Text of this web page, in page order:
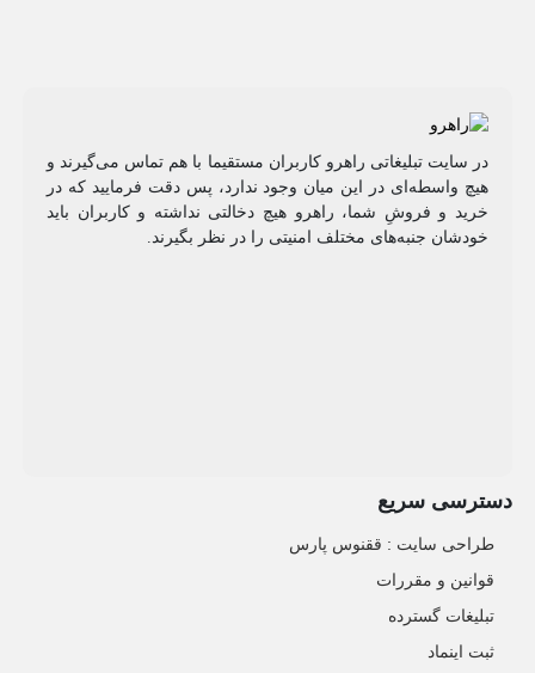
در سایت تبلیغاتی راهرو کاربران مستقیما با هم تماس می‌گیرند و
هیچ واسطه‌ای در این میان وجود ندارد، پس دقت فرمایید که در
خرید و فروشِ شما، راهرو هیچ دخالتی نداشته و کاربران باید
خودشان جنبه‌های مختلف امنیتی را در نظر بگیرند.
دسترسی سریع
طراحی سایت :‌ ققنوس پارس
قوانین و مقررات
تبلیغات گسترده
ثبت اینماد